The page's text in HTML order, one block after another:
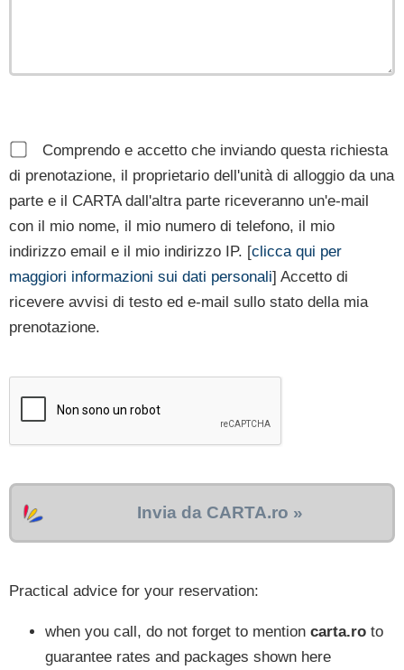
Comprendo e accetto che inviando questa richiesta
di prenotazione, il proprietario dell'unità di alloggio da una
parte e il CARTA dall'altra parte riceveranno un'e-mail
con il mio nome, il mio numero di telefono, il mio
indirizzo email e il mio indirizzo IP. [clicca qui per
maggiori informazioni sui dati personali] Accetto di
ricevere avvisi di testo ed e-mail sullo stato della mia
prenotazione.
Invia da CARTA.ro »
Practical advice for your reservation:
when you call, do not forget to mention carta.ro to
guarantee rates and packages shown here